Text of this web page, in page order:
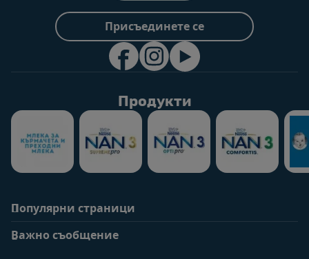
Присъединете се
Продукти
Популярни страници
Често задавани
Важно съобщение